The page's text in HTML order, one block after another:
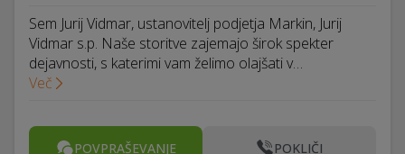
Sem Jurij Vidmar, ustanovitelj podjetja Markin, Jurij
Vidmar s.p. Naše storitve zajemajo širok spekter
dejavnosti, s katerimi vam želimo olajšati v…
Več
POVPRAŠEVANJE POKLIČI